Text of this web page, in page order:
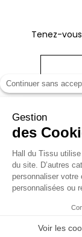
Continuer sans
Gestion
des
Hall du Tissu
du site. D’autres
personnaliser
personnalisées ou
Voir les
Tenez-
Produits
Notre société